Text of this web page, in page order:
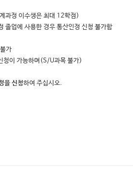
과정 이수생은 최대 12학점)
업에 사용한 경우 통산인정 신청 불가함
가
청이 가능하며(S/U과목 불가)
을 신청하여 주십시오.